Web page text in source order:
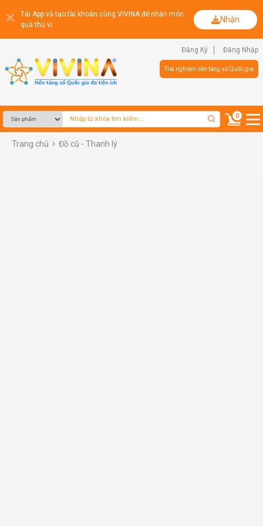
Tải App và tạo tài khoản cùng VIVINA để nhận món
quà thú vị.
Nhận
Đăng Ký Đăng Nhập
Trải nghiệm nền tảng số Quốc gia
0
Trang chủ Đồ cũ - Thanh lý